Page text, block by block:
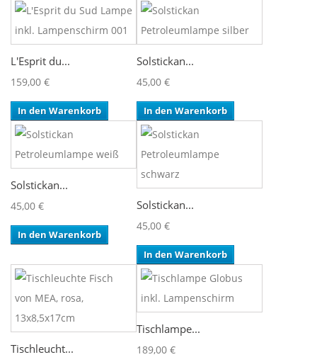
L'Esprit du...
159,00 €
In den Warenkorb
Solstickan...
45,00 €
In den Warenkorb
Solstickan...
45,00 €
In den Warenkorb
Solstickan...
45,00 €
In den Warenkorb
Tischleucht...
Tischlampe...
189,00 €